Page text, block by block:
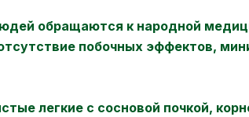
обращаются к народной
побочных эффектов,
легкие с сосновой почкой,